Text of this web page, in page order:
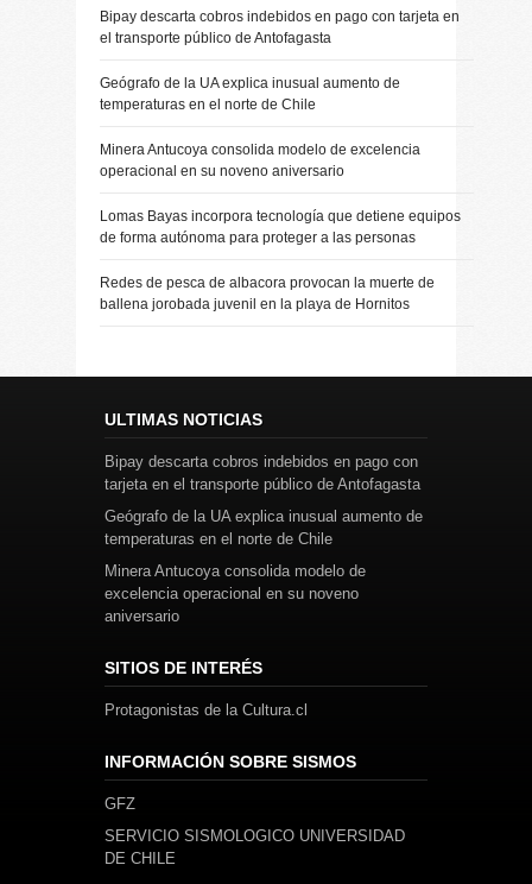
Bipay descarta cobros indebidos en pago con tarjeta en
el transporte público de Antofagasta
Geógrafo de la UA explica inusual aumento de
temperaturas en el norte de Chile
Minera Antucoya consolida modelo de excelencia
operacional en su noveno aniversario
Lomas Bayas incorpora tecnología que detiene equipos
de forma autónoma para proteger a las personas
Redes de pesca de albacora provocan la muerte de
ballena jorobada juvenil en la playa de Hornitos
ULTIMAS NOTICIAS
Bipay descarta cobros indebidos en pago con
tarjeta en el transporte público de Antofagasta
Geógrafo de la UA explica inusual aumento de
temperaturas en el norte de Chile
Minera Antucoya consolida modelo de
excelencia operacional en su noveno
aniversario
SITIOS DE INTERÉS
Protagonistas de la Cultura.cl
INFORMACIÓN SOBRE SISMOS
GFZ
SERVICIO SISMOLOGICO UNIVERSIDAD
DE CHILE